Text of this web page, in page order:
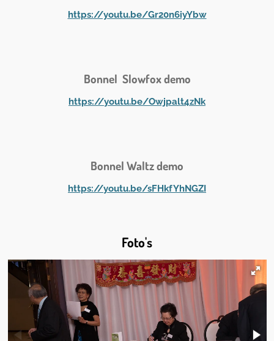
https://youtu.be/Gr20n6iyYbw
Bonnel Slowfox demo
https://youtu.be/Owjpalt4zNk
Bonnel Waltz demo
https://youtu.be/sFHkfYhNGZI
Foto's